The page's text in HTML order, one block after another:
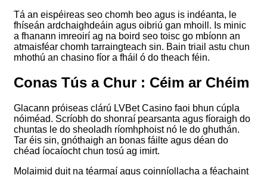
Tá an eispéireas seo chomh beo agus is indéanta, le
fhíseán ardchaighdeáin agus oibriú gan mhoill. Is minic
a fhanann imreoirí ag na boird seo toisc go mbíonn an
atmaisféar chomh tarraingteach sin. Bain triail astu chun
mhothú an chasino fíor a fháil ó do theach féin.
Conas Tús a Chur : Céim ar Chéim
Glacann próiseas clárú LVBet Casino faoi bhun cúpla
nóiméad. Scríobh do shonraí pearsanta agus fíoraigh do
chuntas le do sheoladh ríomhphoist nó le do ghuthán.
Tar éis sin, gnóthaigh an bonas fáilte agus déan do
chéad íocaíocht chun tosú ag imirt.
Molaimid duit na téarmaí agus coinníollacha a féachaint